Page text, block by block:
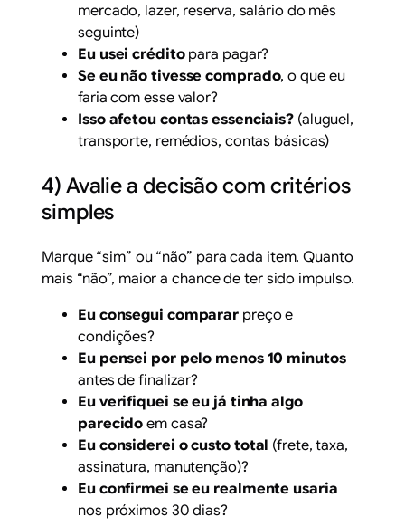
mercado, lazer, reserva, salário do mês
seguinte)
Eu usei créditopara pagar?
Se eu não tivesse comprado, o que eu
faria com esse valor?
Isso afetou contas essenciais? (aluguel,
transporte, remédios, contas básicas)
4) Avalie a decisão com critérios
simples
Marque “sim” ou “não” para cada item. Quanto
mais “não”, maior a chance de ter sido impulso.
Eu consegui comparar preço e
condições?
Eu pensei por pelo menos 10 minutos
antes de finalizar?
Eu verifiquei se eu já tinha algo
parecido em casa?
Eu considerei o custo total (frete, taxa,
assinatura, manutenção)?
Eu confirmei se eu realmente usaria
nos próximos 30 dias?